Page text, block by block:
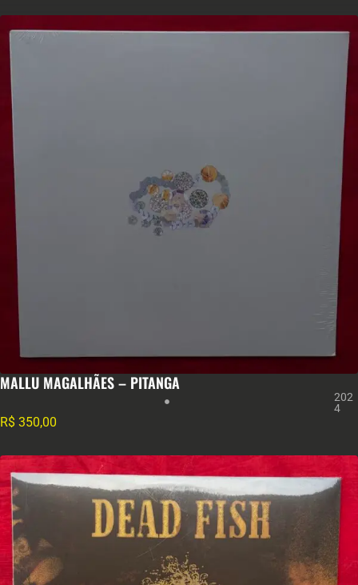
MALLU MAGALHÃES – PITANGA
202
4
R$ 350,00